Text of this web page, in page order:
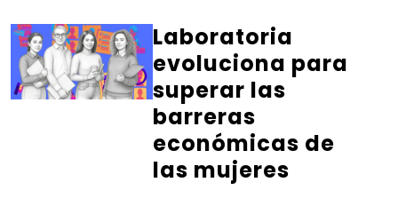
Laboratoria
evoluciona para
superar las
barreras
económicas de
las mujeres